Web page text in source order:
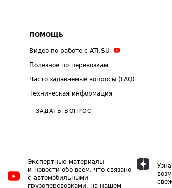
ПОМОЩЬ
Видео по работе с ATI.SU
Полезное по перевозкам
Часто задаваемые вопросы (FAQ)
Техническая информация
ЗАДАТЬ ВОПРОС
Экспертные материалы
и новости обо всем, что связано
с автомобильными
грузоперевозками, на нашем